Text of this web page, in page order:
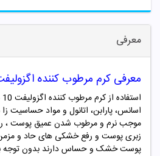
معرفی
معرفی کرم مرطوب کننده اگزولیفت 10 درصد
اسانس، پارابن، اتانول و مواد حساسیت
موجب نرم و مرطوب شدن عمیق پوست ،
زبری پوست و رفع خشکی های حاد و
پوست خشک و حساس دارند بدون توجه